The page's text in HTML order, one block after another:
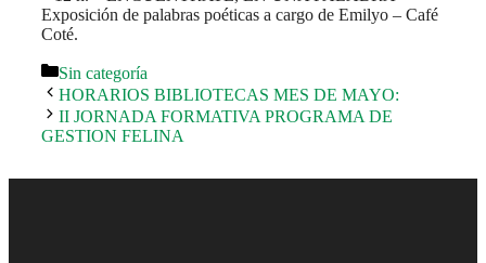
Exposición de palabras poéticas a cargo de Emilyo – Café
Coté.
Categorías
Sin categoría
HORARIOS BIBLIOTECAS MES DE MAYO:
II JORNADA FORMATIVA PROGRAMA DE
GESTION FELINA